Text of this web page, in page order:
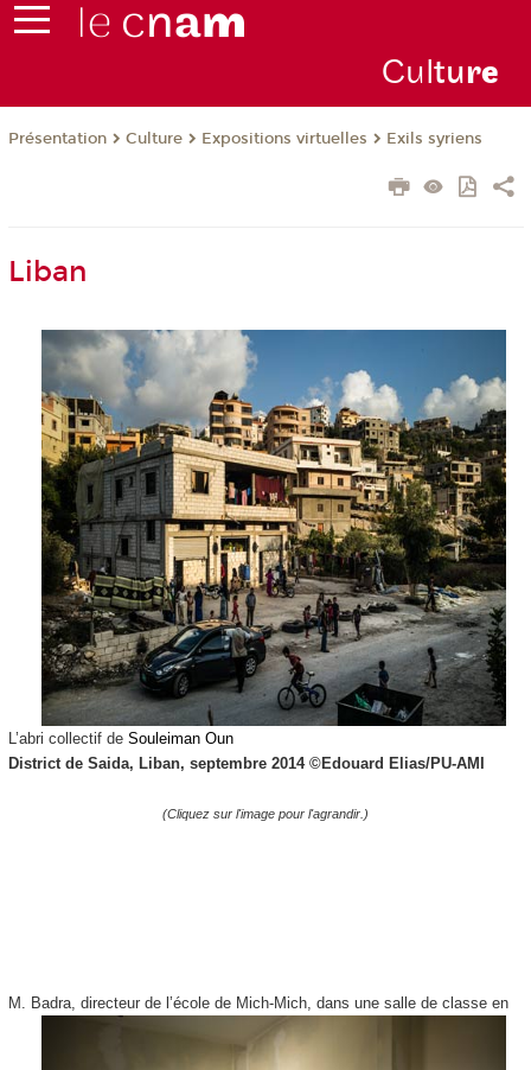
Culture
Présentation Culture Expositions virtuelles Exils syriens
Liban
L’abri collectif de Souleiman Oun
District de Saida, Liban, septembre 2014 ©Edouard Elias/PU-AMI
(Cliquez sur l'image pour l'agrandir.)
M. Badra, directeur de l’école de Mich-Mich, dans une salle de classe en